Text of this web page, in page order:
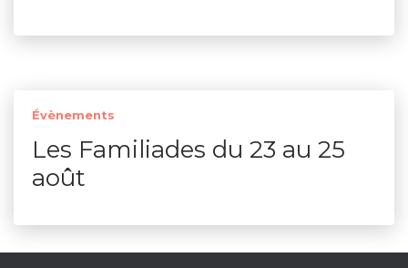
Évènements
Les Familiades du 23 au 25
août